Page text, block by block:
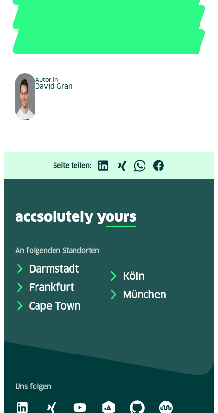
Autor:in
David Gran
Seite teilen:
accsolutely yours
An folgenden Standorten
Darmstadt
Frankfurt
Cape Town
Köln
München
Uns folgen